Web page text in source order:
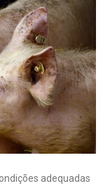
adequadas